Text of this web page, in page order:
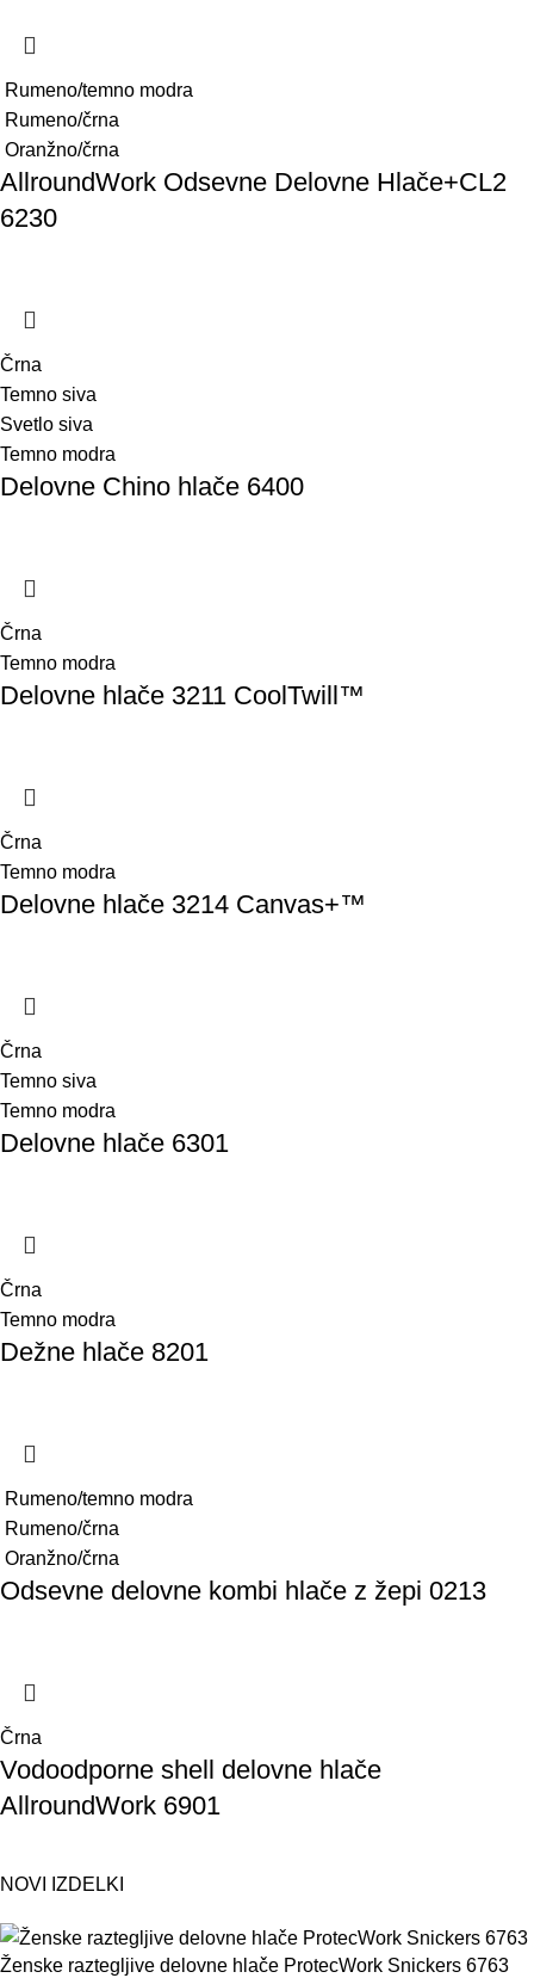
NOVI IZDELKI
Ženske raztegljive delovne hlače ProtecWork Snickers 6763
Rumeno/temno modra
Rumeno/črna
Oranžno/črna
AllroundWork Odsevne Delovne Hlače+CL2
6230
Črna
Temno siva
Svetlo siva
Temno modra
Delovne Chino hlače 6400
Črna
Temno modra
Delovne hlače 3211 CoolTwill™
Črna
Temno modra
Delovne hlače 3214 Canvas+™
Črna
Temno siva
Temno modra
Delovne hlače 6301
Črna
Temno modra
Dežne hlače 8201
Rumeno/temno modra
Rumeno/črna
Oranžno/črna
Odsevne delovne kombi hlače z žepi 0213
Črna
Vodoodporne shell delovne hlače
AllroundWork 6901